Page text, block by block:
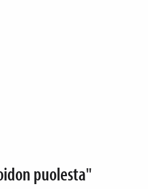
puolesta"